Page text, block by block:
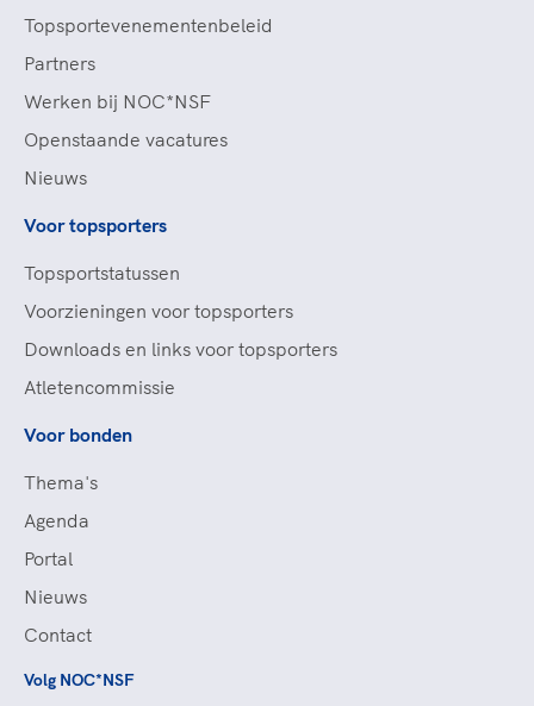
Topsportevenementenbeleid
Partners
Werken bij NOC*NSF
Openstaande vacatures
Nieuws
Voor topsporters
Topsportstatussen
Voorzieningen voor topsporters
Downloads en links voor topsporters
Atletencommissie
Voor bonden
Thema's
Agenda
Portal
Nieuws
Contact
Volg NOC*NSF